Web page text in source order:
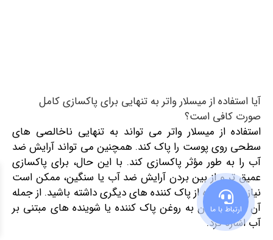
آیا استفاده از میسلار واتر به تنهایی برای پاکسازی کامل
صورت کافی است؟
استفاده از میسلار واتر می ‌تواند به تنهایی ناخالصی‌ های
سطحی روی پوست را پاک کند. همچنین می تواند آرایش ضد
آب را به طور مؤثر پاکسازی کند. با این حال، برای پاکسازی
عمیق ‌تر و از بین بردن آرایش ضد آب یا سنگین، ممکن است
نیاز به استفاده از پاک‌ کننده‌ های دیگری داشته باشید. از جمله
آن ها می توان به روغن پاک‌ کننده یا شوینده‌ های مبتنی بر
آب اشاره کرد.
ارتباط با ما